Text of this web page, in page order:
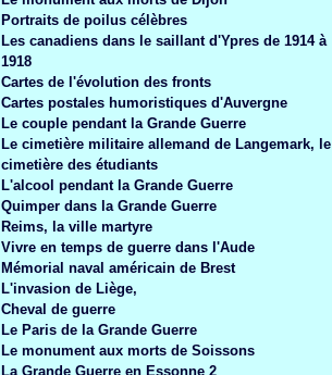
Portraits de poilus célèbres
Les canadiens dans le saillant d'Ypres de 1914 à
1918
Cartes de l'évolution des fronts
Cartes postales humoristiques d'Auvergne
Le couple pendant la Grande Guerre
Le cimetière militaire allemand de Langemark, le
cimetière des étudiants
L'alcool pendant la Grande Guerre
Quimper dans la Grande Guerre
Reims, la ville martyre
Vivre en temps de guerre dans l'Aude
Mémorial naval américain de Brest
L'invasion de Liège,
Cheval de guerre
Le Paris de la Grande Guerre
Le monument aux morts de Soissons
La Grande Guerre en Essonne 2